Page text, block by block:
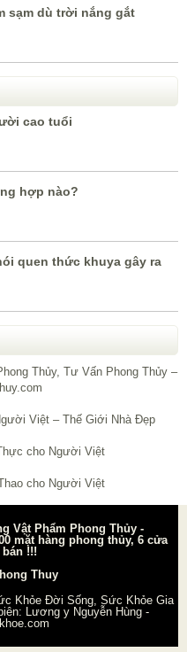
sạm dù trời nắng gắt
cao tuổi
hợp nào?
quen thức khuya gây ra
Vật Phẩm Phong Thủy -
mặt hàng phong thủy, 6 cửa
bán !!!
Khỏe Đời Sống, Sức Khỏe Gia
Lương y Nguyễn Hùng-